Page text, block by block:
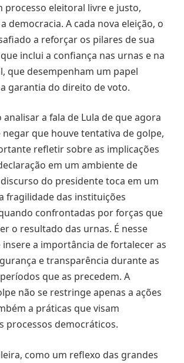
processo eleitoral livre e justo,
democracia. A cada nova eleição, o
a reforçar os pilares de sua
inclui a confiança nas urnas e na
que desempenham um papel
garantia do direito de voto.
a fala de Lula de que agora
que houve tentativa de golpe,
refletir sobre as implicações
em um ambiente de
do presidente toca em um
fragilidade das instituições
confrontadas por forças que
o resultado das urnas. É nesse
insere a importância de fortalecer as
e transparência durante as
que as precedem. A
não se restringe apenas a ações
a práticas que visam
processos democráticos.
como um reflexo das grandes